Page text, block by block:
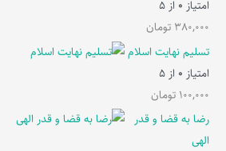
امتیاز 0 از 5
380,000 تومان
تسلیم نهایت اسلام
امتیاز 0 از 5
100,000 تومان
رضا به قضا و قدر
الهی